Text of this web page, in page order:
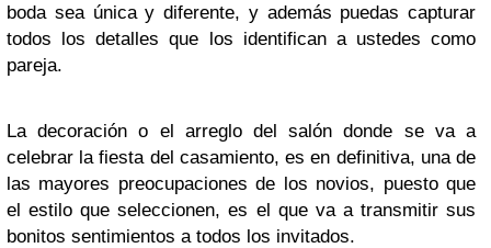
boda sea única y diferente, y además puedas capturar
todos los detalles que los identifican a ustedes como
pareja.
La decoración o el arreglo del salón donde se va a
celebrar la fiesta del casamiento, es en definitiva, una de
las mayores preocupaciones de los novios, puesto que
el estilo que seleccionen, es el que va a transmitir sus
bonitos sentimientos a todos los invitados.